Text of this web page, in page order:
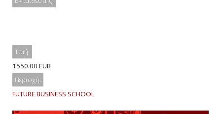
Τιμή:
1550.00 EUR
Περιοχή:
FUTURE BUSINESS SCHOOL